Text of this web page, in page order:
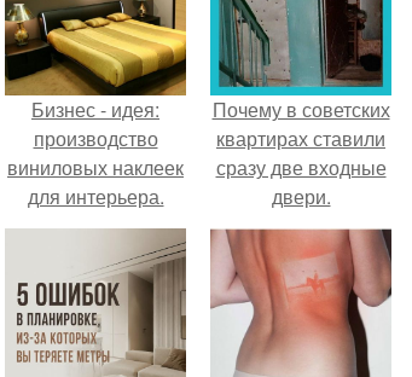
Бизнес - идея:
производство
виниловых наклеек
для интерьера.
Почему в советских
квартирах ставили
сразу две входные
двери.